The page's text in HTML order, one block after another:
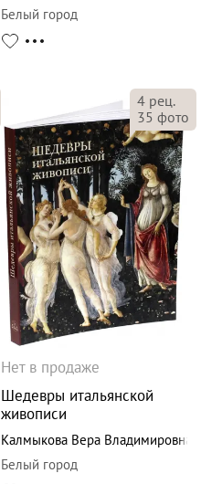
Белый город
4 рец.
35 фото
Нет в продаже
Шедевры итальянской
живописи
Калмыкова Вера Владимировна
Белый город